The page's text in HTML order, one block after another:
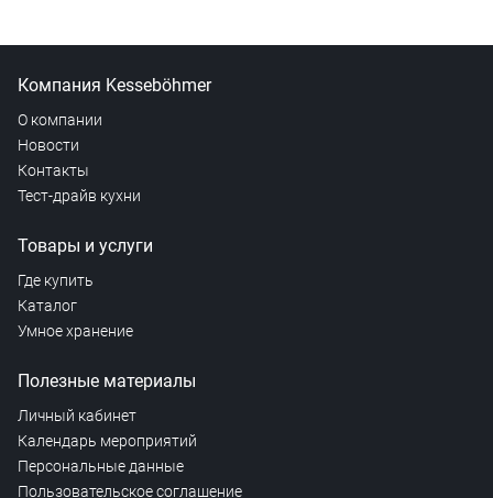
Компания Kesseböhmer
О компании
Новости
Контакты
Тест-драйв кухни
Товары и услуги
Где купить
Каталог
Умное хранение
Полезные материалы
Личный кабинет
Календарь мероприятий
Персональные данные
Пользовательское соглашение